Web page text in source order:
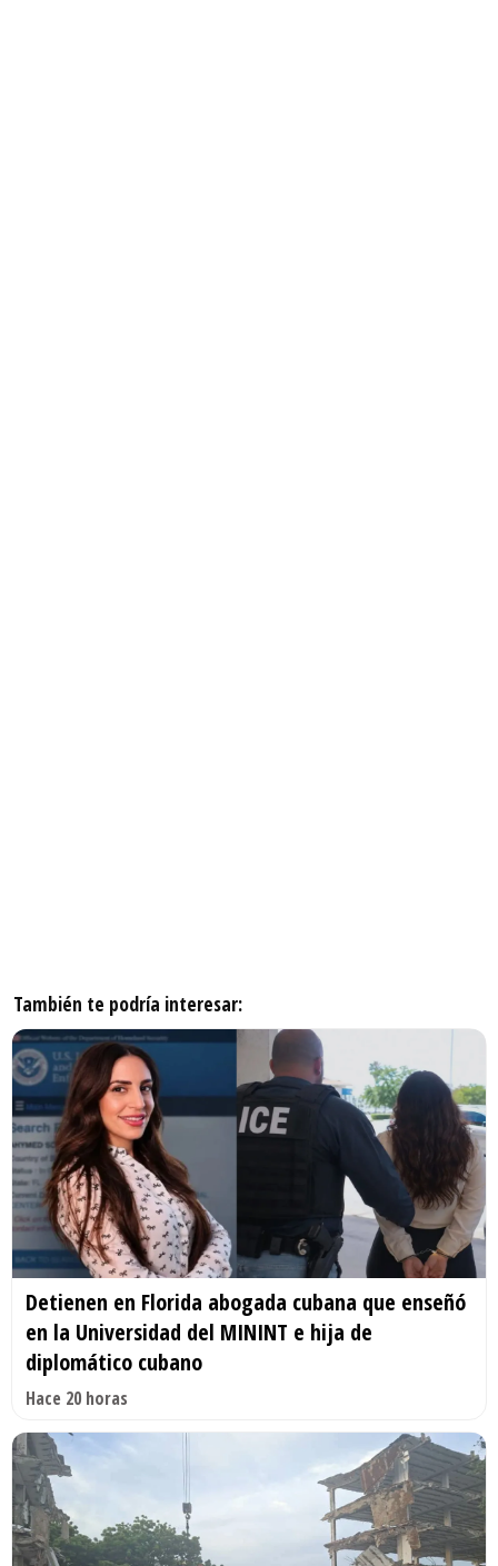
También te podría interesar:
Detienen en Florida abogada cubana que enseñó
en la Universidad del MININT e hija de
diplomático cubano
Hace 20 horas